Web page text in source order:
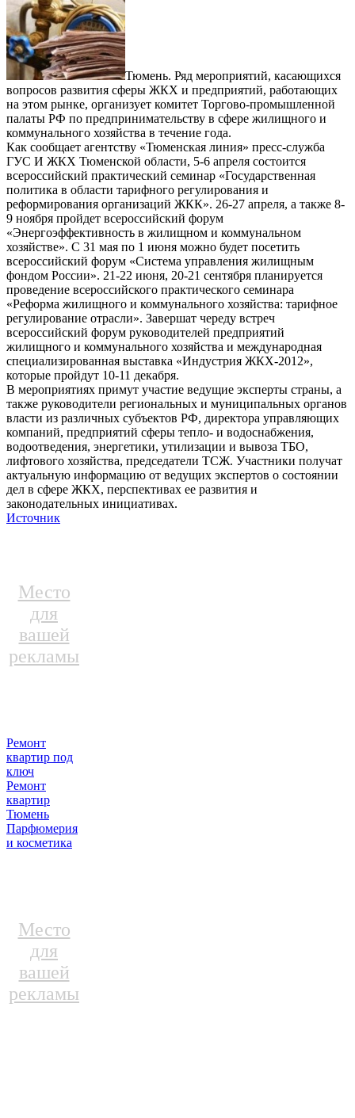
Тюмень. Ряд мероприятий, касающихся
вопросов развития сферы ЖКХ и предприятий, работающих
на этом рынке, организует комитет Торгово-промышленной
палаты РФ по предпринимательству в сфере жилищного и
коммунального хозяйства в течение года.
Как сообщает агентству «Тюменская линия» пресс-служба
ГУС И ЖКХ Тюменской области, 5-6 апреля состоится
всероссийский практический семинар «Государственная
политика в области тарифного регулирования и
реформирования организаций ЖКК». 26-27 апреля, а также 8-
9 ноября пройдет всероссийский форум
«Энергоэффективность в жилищном и коммунальном
хозяйстве». С 31 мая по 1 июня можно будет посетить
всероссийский форум «Система управления жилищным
фондом России». 21-22 июня, 20-21 сентября планируется
проведение всероссийского практического семинара
«Реформа жилищного и коммунального хозяйства: тарифное
регулирование отрасли». Завершат череду встреч
всероссийский форум руководителей предприятий
жилищного и коммунального хозяйства и международная
специализированная выставка «Индустрия ЖКХ-2012»,
которые пройдут 10-11 декабря.
В мероприятиях примут участие ведущие эксперты страны, а
также руководители региональных и муниципальных органов
власти из различных субъектов РФ, директора управляющих
компаний, предприятий сферы тепло- и водоснабжения,
водоотведения, энергетики, утилизации и вывоза ТБО,
лифтового хозяйства, председатели ТСЖ. Участники получат
актуальную информацию от ведущих экспертов о состоянии
дел в сфере ЖКХ, перспективах ее развития и
законодательных инициативах.
Источник
Место
для
вашей
рекламы
Ремонт
квартир под
ключ
Ремонт
квартир
Тюмень
Парфюмерия
и косметика
Место
для
вашей
рекламы